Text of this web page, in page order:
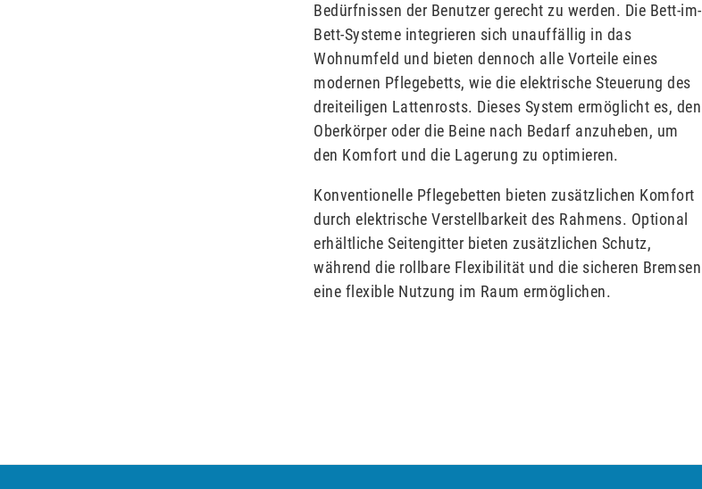
Bedürfnissen der Benutzer gerecht zu werden. Die Bett-im-
Bett-Systeme integrieren sich unauffällig in das
Wohnumfeld und bieten dennoch alle Vorteile eines
modernen Pflegebetts, wie die elektrische Steuerung des
dreiteiligen Lattenrosts. Dieses System ermöglicht es, den
Oberkörper oder die Beine nach Bedarf anzuheben, um
den Komfort und die Lagerung zu optimieren.
Konventionelle Pflegebetten bieten zusätzlichen Komfort
durch elektrische Verstellbarkeit des Rahmens. Optional
erhältliche Seitengitter bieten zusätzlichen Schutz,
während die rollbare Flexibilität und die sicheren Bremsen
eine flexible Nutzung im Raum ermöglichen.